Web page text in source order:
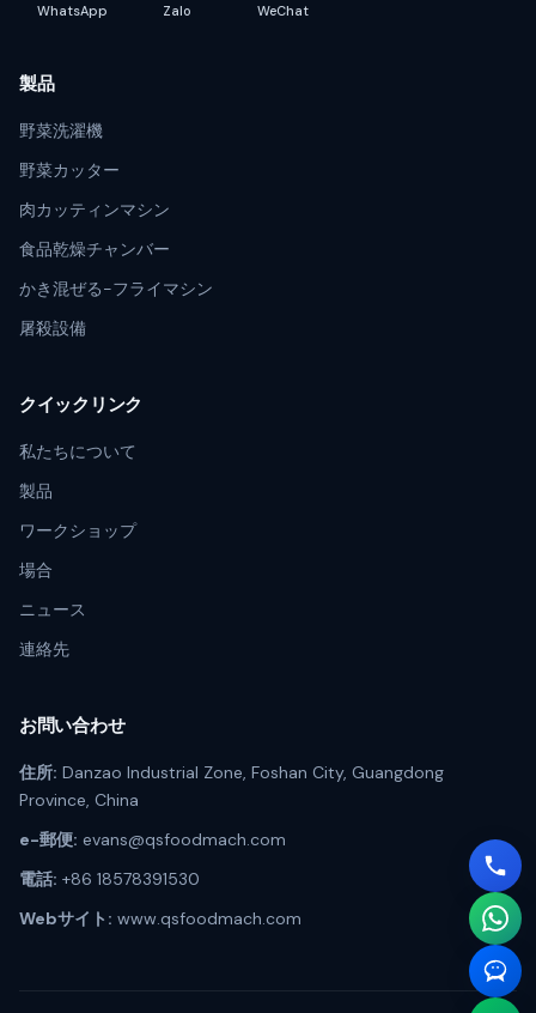
WhatsApp Zalo WeChat
製品
野菜洗濯機
野菜カッター
肉カッティンマシン
食品乾燥チャンバー
かき混ぜる-フライマシン
屠殺設備
クイックリンク
私たちについて
製品
ワークショップ
場合
ニュース
連絡先
お問い合わせ
住所: Danzao Industrial Zone, Foshan City, Guangdong
Province, China
e-郵便: evans@qsfoodmach.com
電話: +86 18578391530
Webサイト: www.qsfoodmach.com